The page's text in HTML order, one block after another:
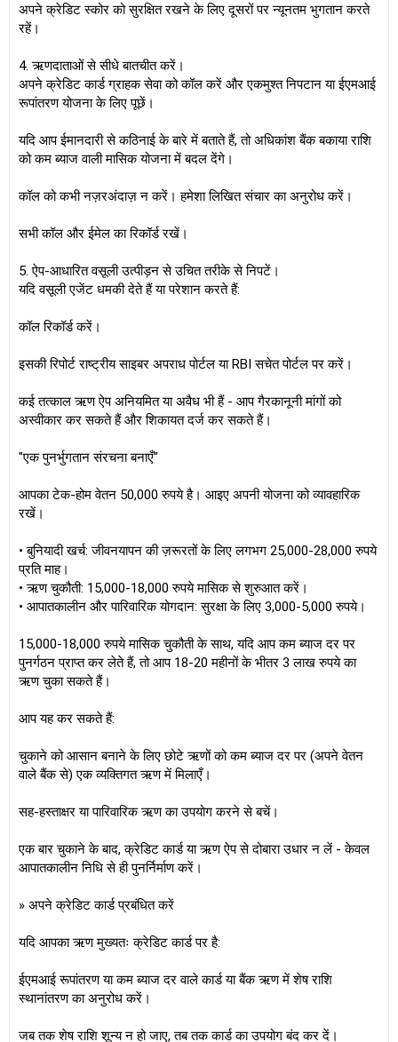
अपने क्रेडिट स्कोर को सुरक्षित रखने के लिए दूसरों पर न्यूनतम भुगतान करते
रहें।
4. ऋणदाताओं से सीधे बातचीत करें।
अपने क्रेडिट कार्ड ग्राहक सेवा को कॉल करें और एकमुश्त निपटान या ईएमआई
रूपांतरण योजना के लिए पूछें।
यदि आप ईमानदारी से कठिनाई के बारे में बताते हैं, तो अधिकांश बैंक बकाया राशि
को कम ब्याज वाली मासिक योजना में बदल देंगे।
कॉल को कभी नज़रअंदाज़ न करें। हमेशा लिखित संचार का अनुरोध करें।
सभी कॉल और ईमेल का रिकॉर्ड रखें।
5. ऐप-आधारित वसूली उत्पीड़न से उचित तरीके से निपटें।
यदि वसूली एजेंट धमकी देते हैं या परेशान करते हैं:
कॉल रिकॉर्ड करें।
इसकी रिपोर्ट राष्ट्रीय साइबर अपराध पोर्टल या RBI सचेत पोर्टल पर करें।
कई तत्काल ऋण ऐप अनियमित या अवैध भी हैं - आप गैरकानूनी मांगों को
अस्वीकार कर सकते हैं और शिकायत दर्ज कर सकते हैं।
"एक पुनर्भुगतान संरचना बनाएँ"
आपका टेक-होम वेतन 50,000 रुपये है। आइए अपनी योजना को व्यावहारिक
रखें।
• बुनियादी खर्च: जीवनयापन की ज़रूरतों के लिए लगभग 25,000-28,000 रुपये
प्रति माह।
• ऋण चुकौती: 15,000-18,000 रुपये मासिक से शुरुआत करें।
• आपातकालीन और पारिवारिक योगदान: सुरक्षा के लिए 3,000-5,000 रुपये।
15,000-18,000 रुपये मासिक चुकौती के साथ, यदि आप कम ब्याज दर पर
पुनर्गठन प्राप्त कर लेते हैं, तो आप 18-20 महीनों के भीतर 3 लाख रुपये का
ऋण चुका सकते हैं।
आप यह कर सकते हैं:
चुकाने को आसान बनाने के लिए छोटे ऋणों को कम ब्याज दर पर (अपने वेतन
वाले बैंक से) एक व्यक्तिगत ऋण में मिलाएँ।
सह-हस्ताक्षर या पारिवारिक ऋण का उपयोग करने से बचें।
एक बार चुकाने के बाद, क्रेडिट कार्ड या ऋण ऐप से दोबारा उधार न लें - केवल
आपातकालीन निधि से ही पुनर्निर्माण करें।
» अपने क्रेडिट कार्ड प्रबंधित करें
यदि आपका ऋण मुख्यतः क्रेडिट कार्ड पर है:
ईएमआई रूपांतरण या कम ब्याज दर वाले कार्ड या बैंक ऋण में शेष राशि
स्थानांतरण का अनुरोध करें।
जब तक शेष राशि शून्य न हो जाए, तब तक कार्ड का उपयोग बंद कर दें।